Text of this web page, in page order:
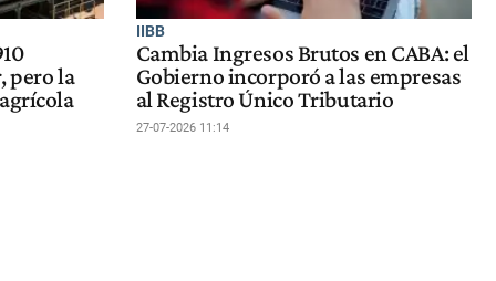
pero la
IIBB
Cambia Ingresos Brutos en CABA: el
Gobierno incorporó a las empresas
al Registro Único Tributario
27-07-2026 11:14